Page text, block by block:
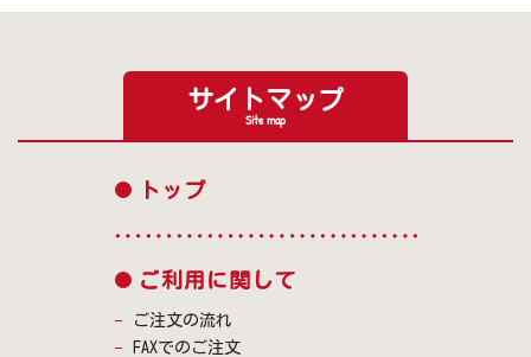
サイトマップ
Site map
トップ
ご利用に関して
ご注文の流れ
FAXでのご注文